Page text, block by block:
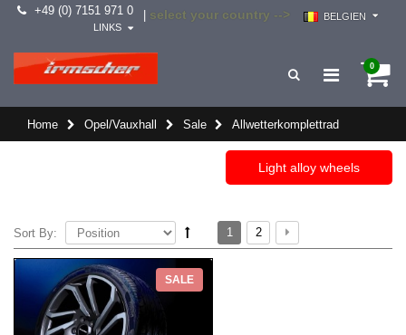
+49 (0) 7151 971 0 select your country -->
BELGIEN
LINKS
0
Home Opel/Vauxhall Sale Allwetterkomplettrad
Light alloy wheels
Sort By: 1 2
SALE